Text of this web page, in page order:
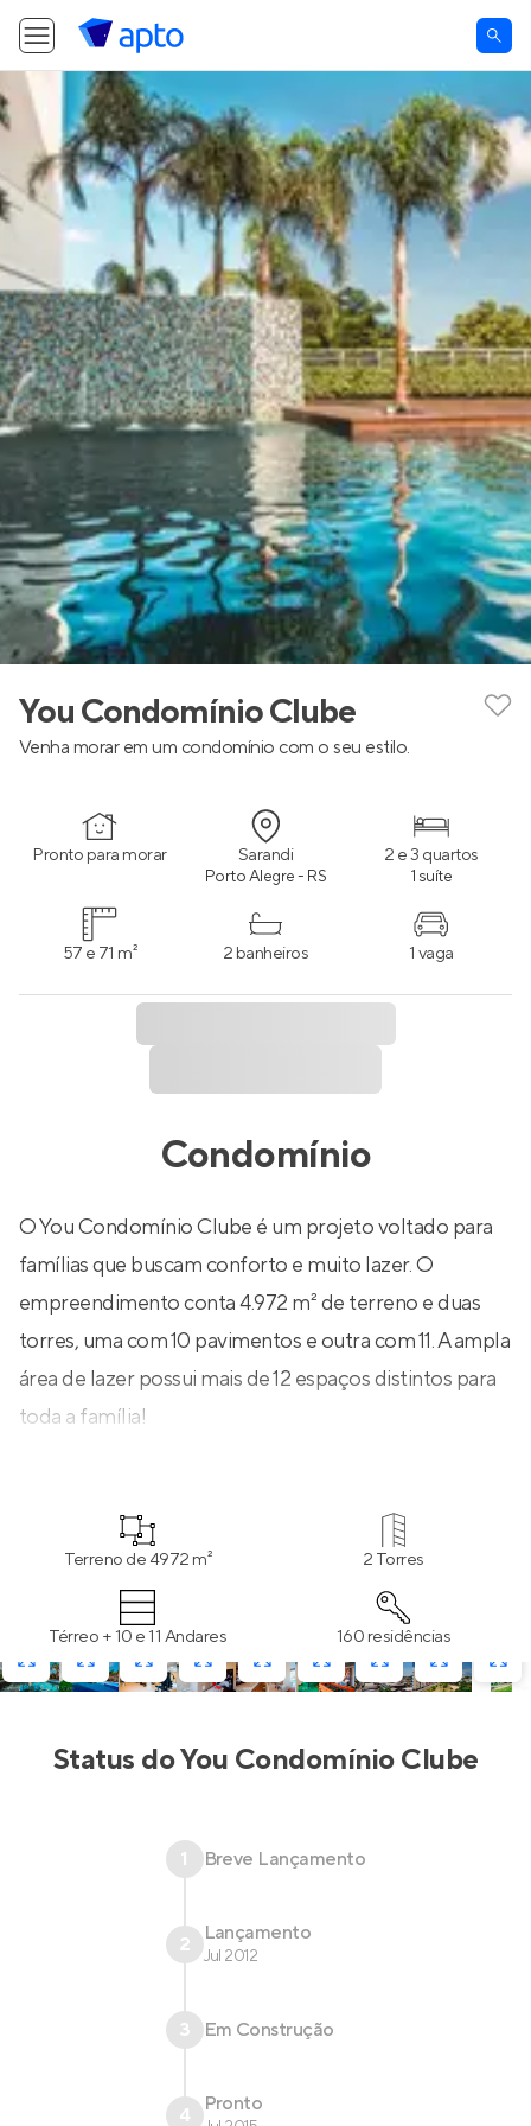
You Condomínio Clube
Venha morar em um condomínio com o seu estilo.
Pronto para morar Sarandi
Porto Alegre - RS
2 e 3 quartos
1 suíte
57 e 71 m² 2 banheiros 1 vaga
Condomínio
O You Condomínio Clube é um projeto voltado para
famílias que buscam conforto e muito lazer. O
empreendimento conta 4.972 m² de terreno e duas
torres, uma com 10 pavimentos e outra com 11. A ampla
área de lazer possui mais de 12 espaços distintos para
toda a família!
Terreno de 4972 m² 2 Torres
Térreo + 10 e 11 Andares 160 residências
Status doYou Condomínio Clube
1 Breve Lançamento
2 Lançamento
Jul 2012
3 Em Construção
4 Pronto